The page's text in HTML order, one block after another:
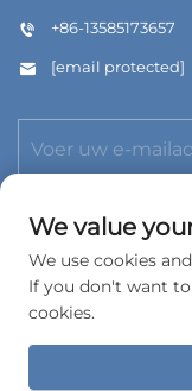
+86-13585173657
[email protected]
Copyright © 2026
We value
We use cookies
If you don't want
cookies.